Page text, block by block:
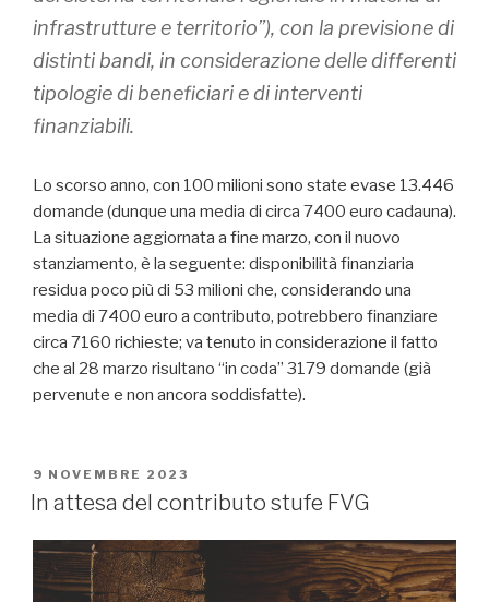
infrastrutture e territorio”), con la previsione di
distinti bandi, in considerazione delle differenti
tipologie di beneficiari e di interventi
finanziabili.
Lo scorso anno, con 100 milioni sono state evase 13.446
domande (dunque una media di circa 7400 euro cadauna).
La situazione aggiornata a fine marzo, con il nuovo
stanziamento, è la seguente: disponibilità finanziaria
residua poco più di 53 milioni che, considerando una
media di 7400 euro a contributo, potrebbero finanziare
circa 7160 richieste; va tenuto in considerazione il fatto
che al 28 marzo risultano “in coda” 3179 domande (già
pervenute e non ancora soddisfatte).
PUBBLICATO
IL
9 NOVEMBRE 2023
In attesa del contributo stufe FVG